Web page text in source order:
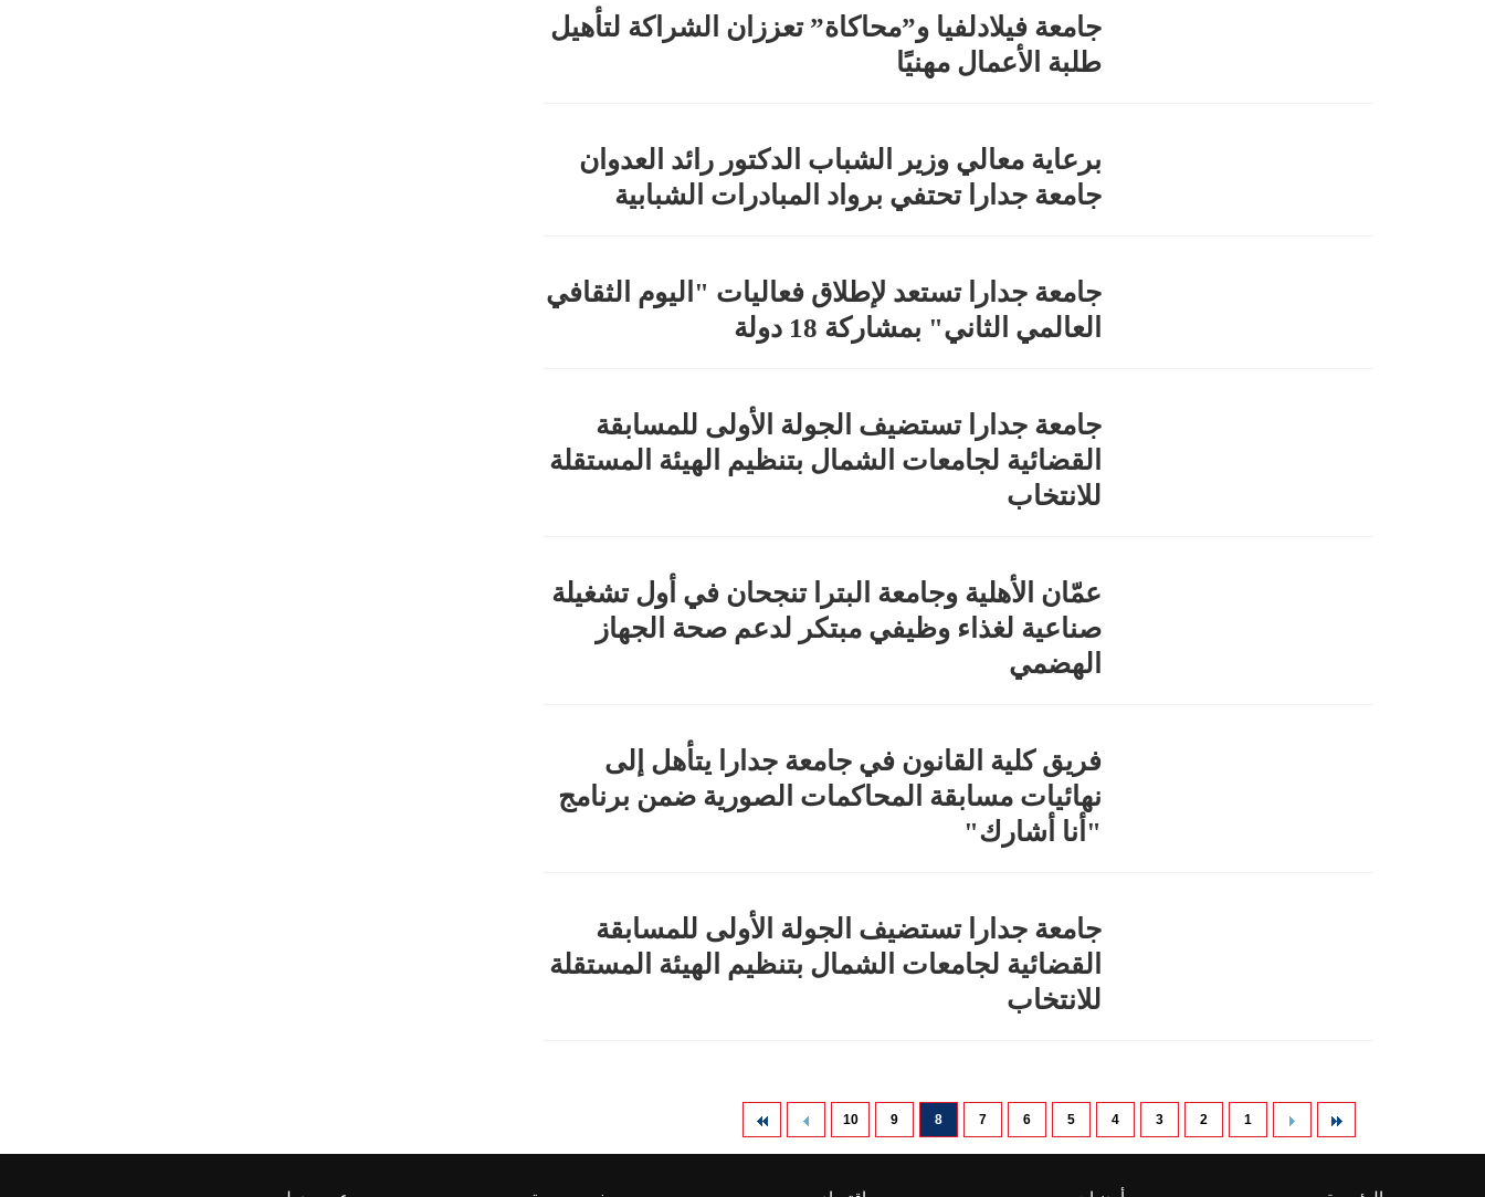
جامعة فيلادلفيا و”محاكاة” تعززان الشراكة لتأهيل
طلبة الأعمال مهنيًا
برعاية معالي وزير الشباب الدكتور رائد العدوان
جامعة جدارا تحتفي برواد المبادرات الشبابية
جامعة جدارا تستعد لإطلاق فعاليات "اليوم الثقافي
العالمي الثاني" بمشاركة 18 دولة
جامعة جدارا تستضيف الجولة الأولى للمسابقة
القضائية لجامعات الشمال بتنظيم الهيئة المستقلة
للانتخاب
عمّان الأهلية وجامعة البترا تنجحان في أول تشغيلة
صناعية لغذاء وظيفي مبتكر لدعم صحة الجهاز
الهضمي
فريق كلية القانون في جامعة جدارا يتأهل إلى
نهائيات مسابقة المحاكمات الصورية ضمن برنامج
"أنا أشارك"
جامعة جدارا تستضيف الجولة الأولى للمسابقة
القضائية لجامعات الشمال بتنظيم الهيئة المستقلة
للانتخاب
1
2
3
4
5
6
7
8
9
10